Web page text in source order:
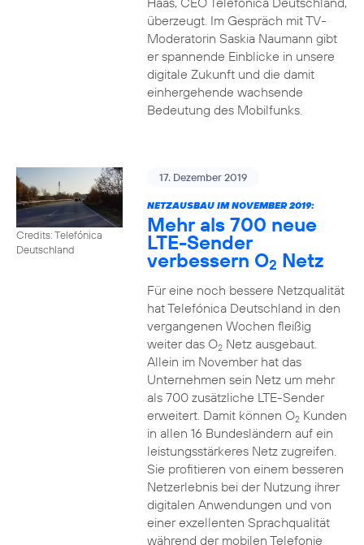
überzeugt. Im Gespräch mit TV-
Moderatorin Saskia Naumann gibt
er spannende Einblicke in unsere
digitale Zukunft und die damit
einhergehende wachsende
Bedeutung des Mobilfunks.
Credits: Telefónica
Deutschland
17. Dezember 2019
NETZAUSBAU IM NOVEMBER 2019:
Mehr als 700 neue
LTE-Sender
verbessern O2 Netz
Für eine noch bessere Netzqualität
hat Telefónica Deutschland in den
vergangenen Wochen fleißig
weiter das O2Netz ausgebaut.
Allein im November hat das
Unternehmen sein Netz um mehr
als 700 zusätzliche LTE-Sender
erweitert. Damit können O2Kunden
in allen 16 Bundesländern auf ein
leistungsstärkeres Netz zugreifen.
Sie profitieren von einem besseren
Netzerlebnis bei der Nutzung ihrer
digitalen Anwendungen und von
einer exzellenten Sprachqualität
während der mobilen Telefonie